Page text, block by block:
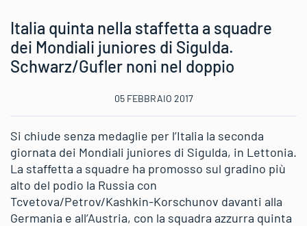
Italia quinta nella staffetta a squadre
dei Mondiali juniores di Sigulda.
Schwarz/Gufler noni nel doppio
05 FEBBRAIO 2017
Si chiude senza medaglie per l’Italia la seconda
giornata dei Mondiali juniores di Sigulda, in Lettonia.
La staffetta a squadre ha promosso sul gradino più
alto del podio la Russia con
Tcvetova/Petrov/Kashkin-Korschunov davanti alla
Germania e all’Austria, con la squadra azzurra quinta